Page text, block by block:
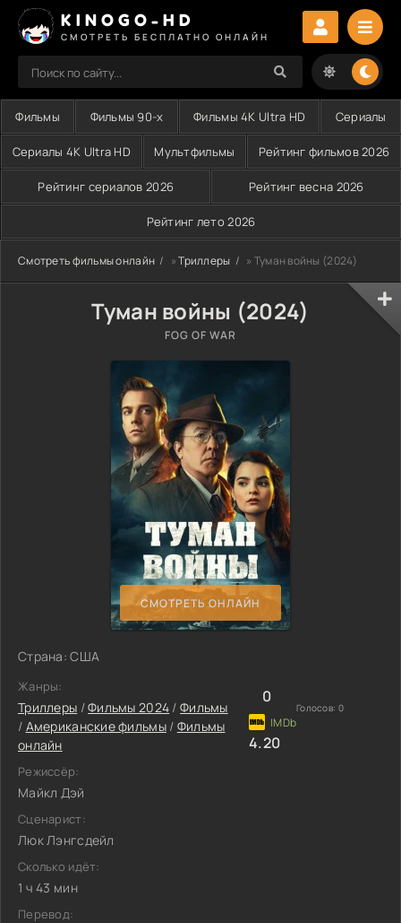
KINOGO-HD
СМОТРЕТЬ БЕСПЛАТНО ОНЛАЙН
Фильмы Фильмы 90-х Фильмы 4K Ultra HD Сериалы
Сериалы 4K Ultra HD Мультфильмы Рейтинг фильмов 2026
Рейтинг сериалов 2026 Рейтинг весна 2026
Рейтинг лето 2026
Смотреть фильмы онлайн »Триллеры » Туман войны (2024)
Туман войны (2024)
FOG OF WAR
СМОТРЕТЬ ОНЛАЙН
Страна: США
Жанры:
Триллеры /Фильмы 2024 /Фильмы
/ Американские фильмы/ Фильмы
онлайн
Режиссёр:
Майкл Дэй
Сценарист:
Люк Лэнгсдейл
Сколько идёт:
1 ч 43 мин
Перевод:
0
Голосов: 0
4.20